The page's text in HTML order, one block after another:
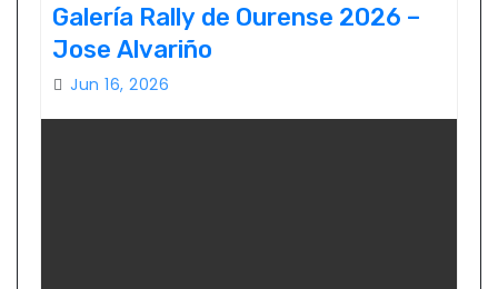
Galería Rally de Ourense 2026 –
Jose Alvariño
Jun 16, 2026